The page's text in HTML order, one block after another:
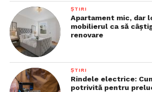
ȘTIRI
Apartament mic, dar
mobilierul ca să
renovare
ȘTIRI
Rindele electrice:
potrivită pentru